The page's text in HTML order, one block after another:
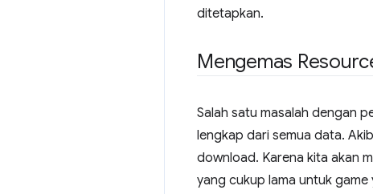
ditetapkan.
Mengemas
Salah satu masalah dengan
lengkap dari semua data.
download. Karena kita akan
yang cukup lama untuk